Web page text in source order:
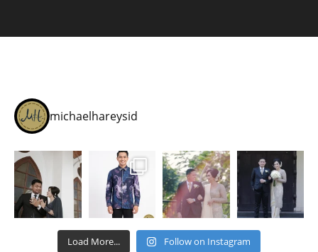
michaelhareysid
Load More... Follow on Instagram